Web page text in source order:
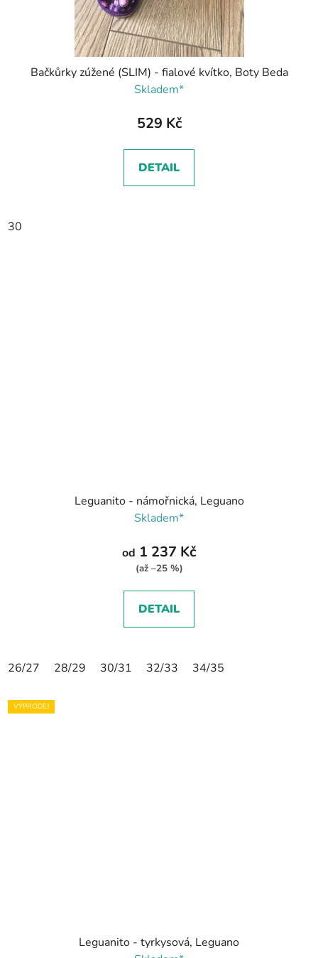
Bačkůrky zúžené (SLIM) - fialové kvítko, Boty Beda
Skladem*
529 Kč
DETAIL
30
Leguanito - námořnická, Leguano
Skladem*
od 1 237 Kč
(až –25 %)
DETAIL
26/27 28/29 30/31 32/33 34/35
VÝPRODEJ
Leguanito - tyrkysová, Leguano